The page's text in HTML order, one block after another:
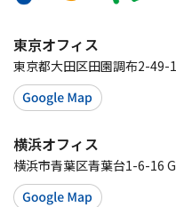
東京オフィス
東京都大田区田園調布2-49-
横浜オフィス
横浜市青葉区青葉台1-6-16